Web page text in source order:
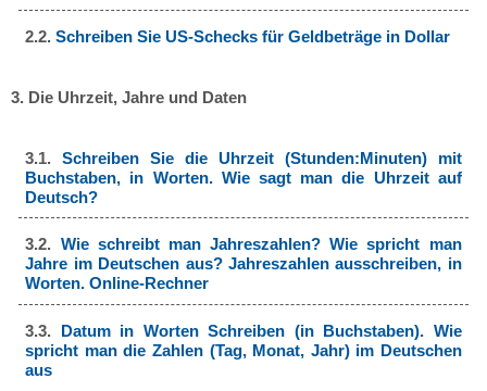
2.2.Schreiben Sie US-Schecks für Geldbeträge in Dollar
3. Die Uhrzeit, Jahre und Daten
3.1.Schreiben Sie die Uhrzeit (Stunden:Minuten) mit
Buchstaben, in Worten. Wie sagt man die Uhrzeit auf
Deutsch?
3.2. Wie schreibt man Jahreszahlen? Wie spricht man
Jahre im Deutschen aus? Jahreszahlen ausschreiben, in
Worten. Online-Rechner
3.3. Datum in Worten Schreiben (in Buchstaben). Wie
spricht man die Zahlen (Tag, Monat, Jahr) im Deutschen
aus